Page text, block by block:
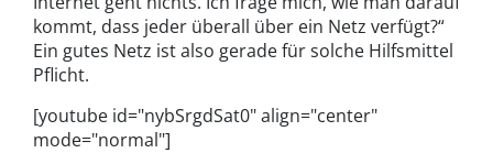
kommt, dass jeder überall über ein Netz verfügt?“
Ein gutes Netz ist also gerade für solche Hilfsmittel
Pflicht.
[youtube id="nybSrgdSat0" align="center"
mode="normal"]